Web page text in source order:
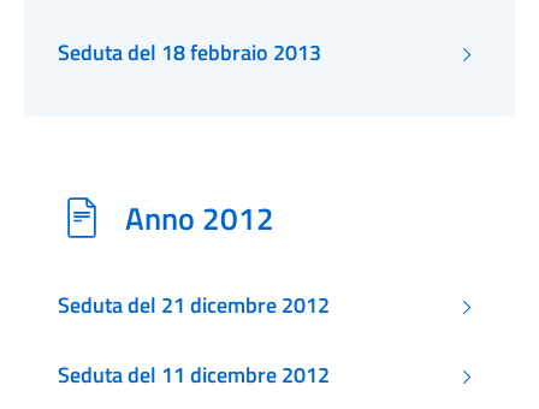
Seduta del 18 febbraio 2013
Anno 2012
Seduta del 21 dicembre 2012
Seduta del 11 dicembre 2012